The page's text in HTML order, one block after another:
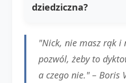
dziedziczna?
"Nick, nie masz rąk i
pozwól, żeby to
a czego nie." – Boris